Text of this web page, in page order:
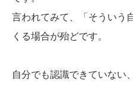
言われてみて、「そういう
くる場合が殆どです。
自分でも認識できていない